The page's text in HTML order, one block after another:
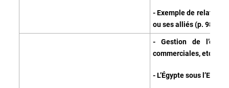
- Exemple de
ou ses alliés (p. 98-99)
- Gestion de
commerciales, etc.)
- L’Égypte sous